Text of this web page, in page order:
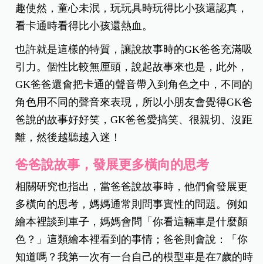
趣使然，童心未泯，玩玩具時玩得比小孩還認真，
看卡通時看得比小孩還熱血。
也許就是這樣的特質，讓說故事時的GK爸爸充滿吸
引力。個性比較無厘頭，說起故事來也是，此外，
GK爸爸還會把卡通的聲音帶入到角色之中，不同的
角色用不同的聲音來表現，所以小朋友會覺得GK爸
爸說的故事好好笑，GK爸爸愛搞笑、很親切、沒距
離，然後越聽越入迷！
爸爸說故事，發展更多橫向的思考
相關研究也指出，當爸爸說故事時，他們會發展更
多橫向的思考，媽媽通常則問事實性的問題。例如
繪本裡談到車子，媽媽會問「你看這輛車是什麼顏
色？」這類繪本裡看到的事情；爸爸則會說：「你
知道嗎？我第一次有一台自己的模型車是在7歲的時